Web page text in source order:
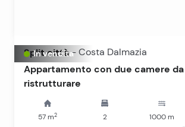
In vendita
Split città - Costa Dalmazia
Appartamento con due camere
ristrutturare
57 m2 2 1000 m